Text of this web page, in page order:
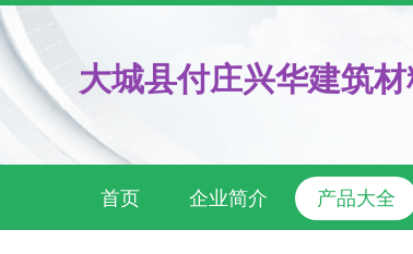
大城县付庄兴华建筑
首页 企业简介 产品大全